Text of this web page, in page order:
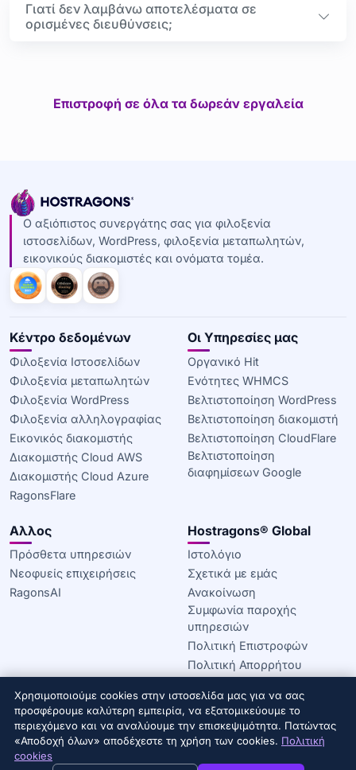
Γιατί δεν λαμβάνω αποτελέσματα σε
ορισμένες διευθύνσεις;
Επιστροφή σε όλα τα δωρεάν εργαλεία
Ο αξιόπιστος συνεργάτης σας για φιλοξενία
ιστοσελίδων, WordPress, φιλοξενία μεταπωλητών,
εικονικούς διακομιστές και ονόματα τομέα.
Κέντρο δεδομένων
Φιλοξενία Ιστοσελίδων
Φιλοξενία μεταπωλητών
Φιλοξενία WordPress
Φιλοξενία αλληλογραφίας
Εικονικός διακομιστής
Διακομιστής Cloud AWS
Διακομιστής Cloud Azure
RagonsFlare
Οι Υπηρεσίες μας
Οργανικό Hit
Ενότητες WHMCS
Βελτιστοποίηση WordPress
Βελτιστοποίηση διακομιστή
Βελτιστοποίηση CloudFlare
Βελτιστοποίηση
διαφημίσεων Google
Αλλος
Πρόσθετα υπηρεσιών
Νεοφυείς επιχειρήσεις
RagonsAI
Hostragons® Global
Ιστολόγιο
Σχετικά με εμάς
Ανακοίνωση
Συμφωνία παροχής
υπηρεσιών
Πολιτική Επιστροφών
Πολιτική Απορρήτου
© 2020–2026 Hostragons® Global —Εμπορικό σήμα της
Draconis Infrastructure, LLC.
Με την επιφύλαξη παντός
δικαιώματος.
Χρησιμοποιούμε cookies στην ιστοσελίδα μας για να σας
προσφέρουμε καλύτερη εμπειρία, να εξατομικεύουμε το
περιεχόμενο και να αναλύουμε την επισκεψιμότητα. Πατώντας
«Αποδοχή όλων» αποδέχεστε τη χρήση των cookies. Πολιτική
cookies